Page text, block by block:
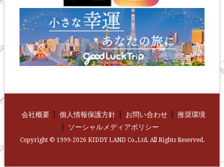
会社概要 個人情報保護方針 お問い合わせ
推奨環境
ソーシャルメディアポリシー
Copyright © 1999-2026 KIDDY LAND Co.,Ltd. All Rights Reserved.